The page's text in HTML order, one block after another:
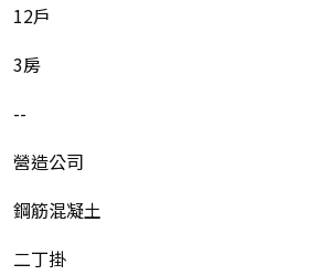
12戶
3房
--
營造公司
鋼筋混凝土
二丁掛